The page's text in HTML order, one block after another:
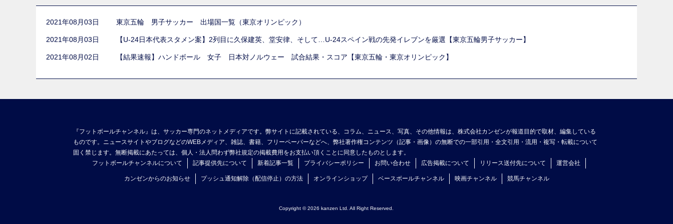
2021年08月03日 東京五輪 男子サッカー 出場国一覧（東京オリンピック）
2021年08月03日 【U-24日本代表スタメン案】2列目に久保建英、堂安律、そして…U-24スペイン戦の先発イレブンを厳選【東京五輪男子サッカー】
2021年08月02日 【結果速報】ハンドボール 女子 日本対ノルウェー 試合結果・スコア【東京五輪・東京オリンピック】
『フットボールチャンネル』は、サッカー専門のネットメディアです。弊サイトに記載されている、コラム、ニュース、写真、その他情報は、株式会社カンゼンが報道目的で取材、編集している
ものです。ニュースサイトやブログなどのWEBメディア、雑誌、書籍、フリーペーパーなどへ、弊社著作権コンテンツ（記事・画像）の無断での一部引用・全文引用・流用・複写・転載について
固く禁じます。無断掲載にあたっては、個人・法人問わず弊社規定の掲載費用をお支払い頂くことに同意したものとします。
フットボールチャンネルについて
記事提供先について 新着記事一覧 プライバシーポリシー お問い合わせ 広告掲載について リリース送付先について 運営会社
カンゼンからのお知らせ プッシュ通知解除（配信停止）の方法 オンラインショップ ベースボールチャンネル 映画チャンネル 競馬チャンネル
Copyright © 2026 kanzen Ltd. All Right Reserved.